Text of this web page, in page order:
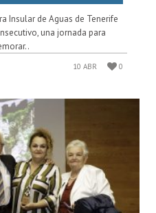
Insular de Aguas de Tenerife
una jornada para
10 ABR 0